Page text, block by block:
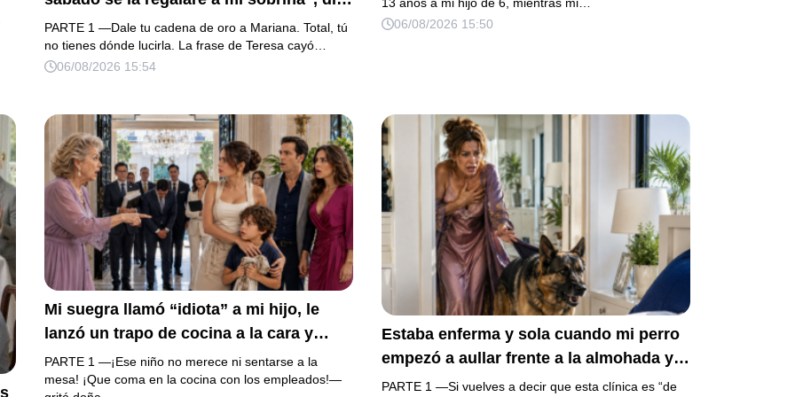
mi suegra, asegurando que una mujer
con las manos marcadas por espinas no
merecía 50 gramos de oro. Mi esposo
calma y le pedí que preparara la fiesta.
Ella creyó haber ganado… hasta que
proyecté el recibo completo que había
intentado ocultar.
PARTE 1 —Dale tu cadena de oro a Mariana. Total, tú
no tienes dónde lucirla. La frase de Teresa cayó…
06/08/2026 15:54
hermana siguió tomando café como si
nada. Yo asentí, abracé a mi niño y me
mismo niño que acababa de humillarlo.
13 años a mi hijo de 6, mientras mi…
06/08/2026 15:50
Mi suegra llamó “idiota” a mi hijo, le
lanzó un trapo de cocina a la cara y
anunció que su primo recibiría 80
millones y el 50% de las acciones:
PARTE 1 —¡Ese niño no merece ni sentarse a la
mesa! ¡Que coma en la cocina con los empleados!—
Estaba enferma y sola cuando mi perro
empezó a aullar frente a la almohada y
me empujó lejos de la cama. Mi esposo
PARTE 1 —Si vuelves a decir que esta clínica es “de